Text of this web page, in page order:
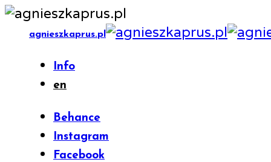
agnieszkaprus.pl
Info
en
Behance
Instagram
Facebook